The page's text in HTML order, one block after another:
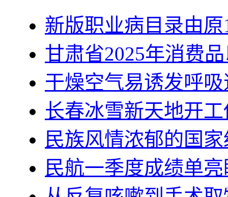
新版职业病目录由原
甘肃省2025年消费
干燥空气易诱发呼
长春冰雪新天地开
民族风情浓郁的国
民航一季度成绩单